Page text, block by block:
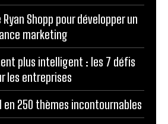
Shopp pour développer un
marketing
plus intelligent : les 7 défis
les entreprises
en 250 thèmes incontournables